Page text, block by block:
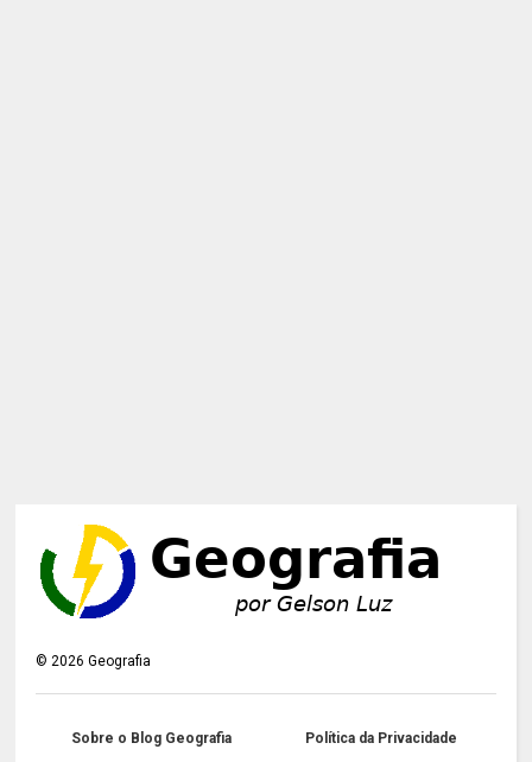
©2026 Geografia
Sobre o Blog Geografia Política da Privacidade